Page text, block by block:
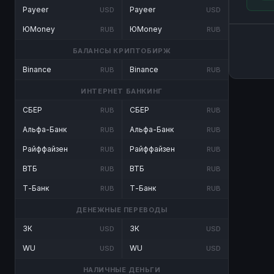
Payeer USD
ЮMoney RUB
Payeer USD
ЮMoney RUB
БАЛАНСЫ КРИПТОБИРЖ
Binance RUB Binance RUB
ИНТЕРНЕТ БАНКИНГ
СБЕР RUB
Альфа-Банк RUB
Райффайзен RUB
ВТБ RUB
Т-Банк RUB
СБЕР RUB
Альфа-Банк RUB
Райффайзен RUB
ВТБ RUB
Т-Банк RUB
ДЕНЕЖНЫЕ ПЕРЕВОДЫ
ЗК USD
WU USD
ЗК USD
WU USD
НАЛИЧНЫЕ ДЕНЬГИ